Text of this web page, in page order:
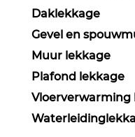
Daklekkage
Gevel en
Muur lekkage
Plafond lekkage
Vloerverwarming